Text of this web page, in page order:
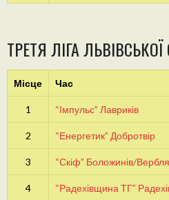
ТРЕТЯ ЛІГА
Місце Час
1 “Імпульс” Лавриків
2 “Енергетик” Добротвір
3 “Скіф” Боложинів/
4 “Радехівщина ТГ”